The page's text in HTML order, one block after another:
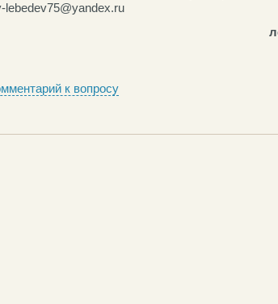
lebedev75@yandex.ru
к вопросу